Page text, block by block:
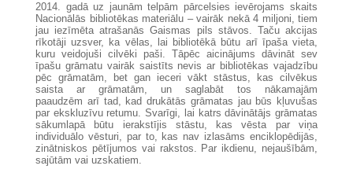
2014. gadā uz jaunām telpām pārcelsies ievērojams skaits
Nacionālās bibliotēkas materiālu – vairāk nekā 4 miljoni, tiem
jau iezīmēta atrašanās Gaismas pils stāvos. Taču akcijas
rīkotāji uzsver, ka vēlas, lai bibliotēkā būtu arī īpaša vieta,
kuru veidojuši cilvēki paši. Tāpēc aicinājums dāvināt sev
īpašu grāmatu vairāk saistīts nevis ar bibliotēkas vajadzību
pēc grāmatām, bet gan ieceri vākt stāstus, kas cilvēkus
saista ar grāmatām, un saglabāt tos nākamajām
paaudzēm arī tad, kad drukātās grāmatas jau būs kļuvušas
par ekskluzīvu retumu. Svarīgi, lai katrs dāvinātājs grāmatas
sākumlapā būtu ierakstījis stāstu, kas vēsta par viņa
individuālo vēsturi, par to, kas nav izlasāms enciklopēdijās,
zinātniskos pētījumos vai rakstos. Par ikdienu, nejaušībām,
sajūtām vai uzskatiem.